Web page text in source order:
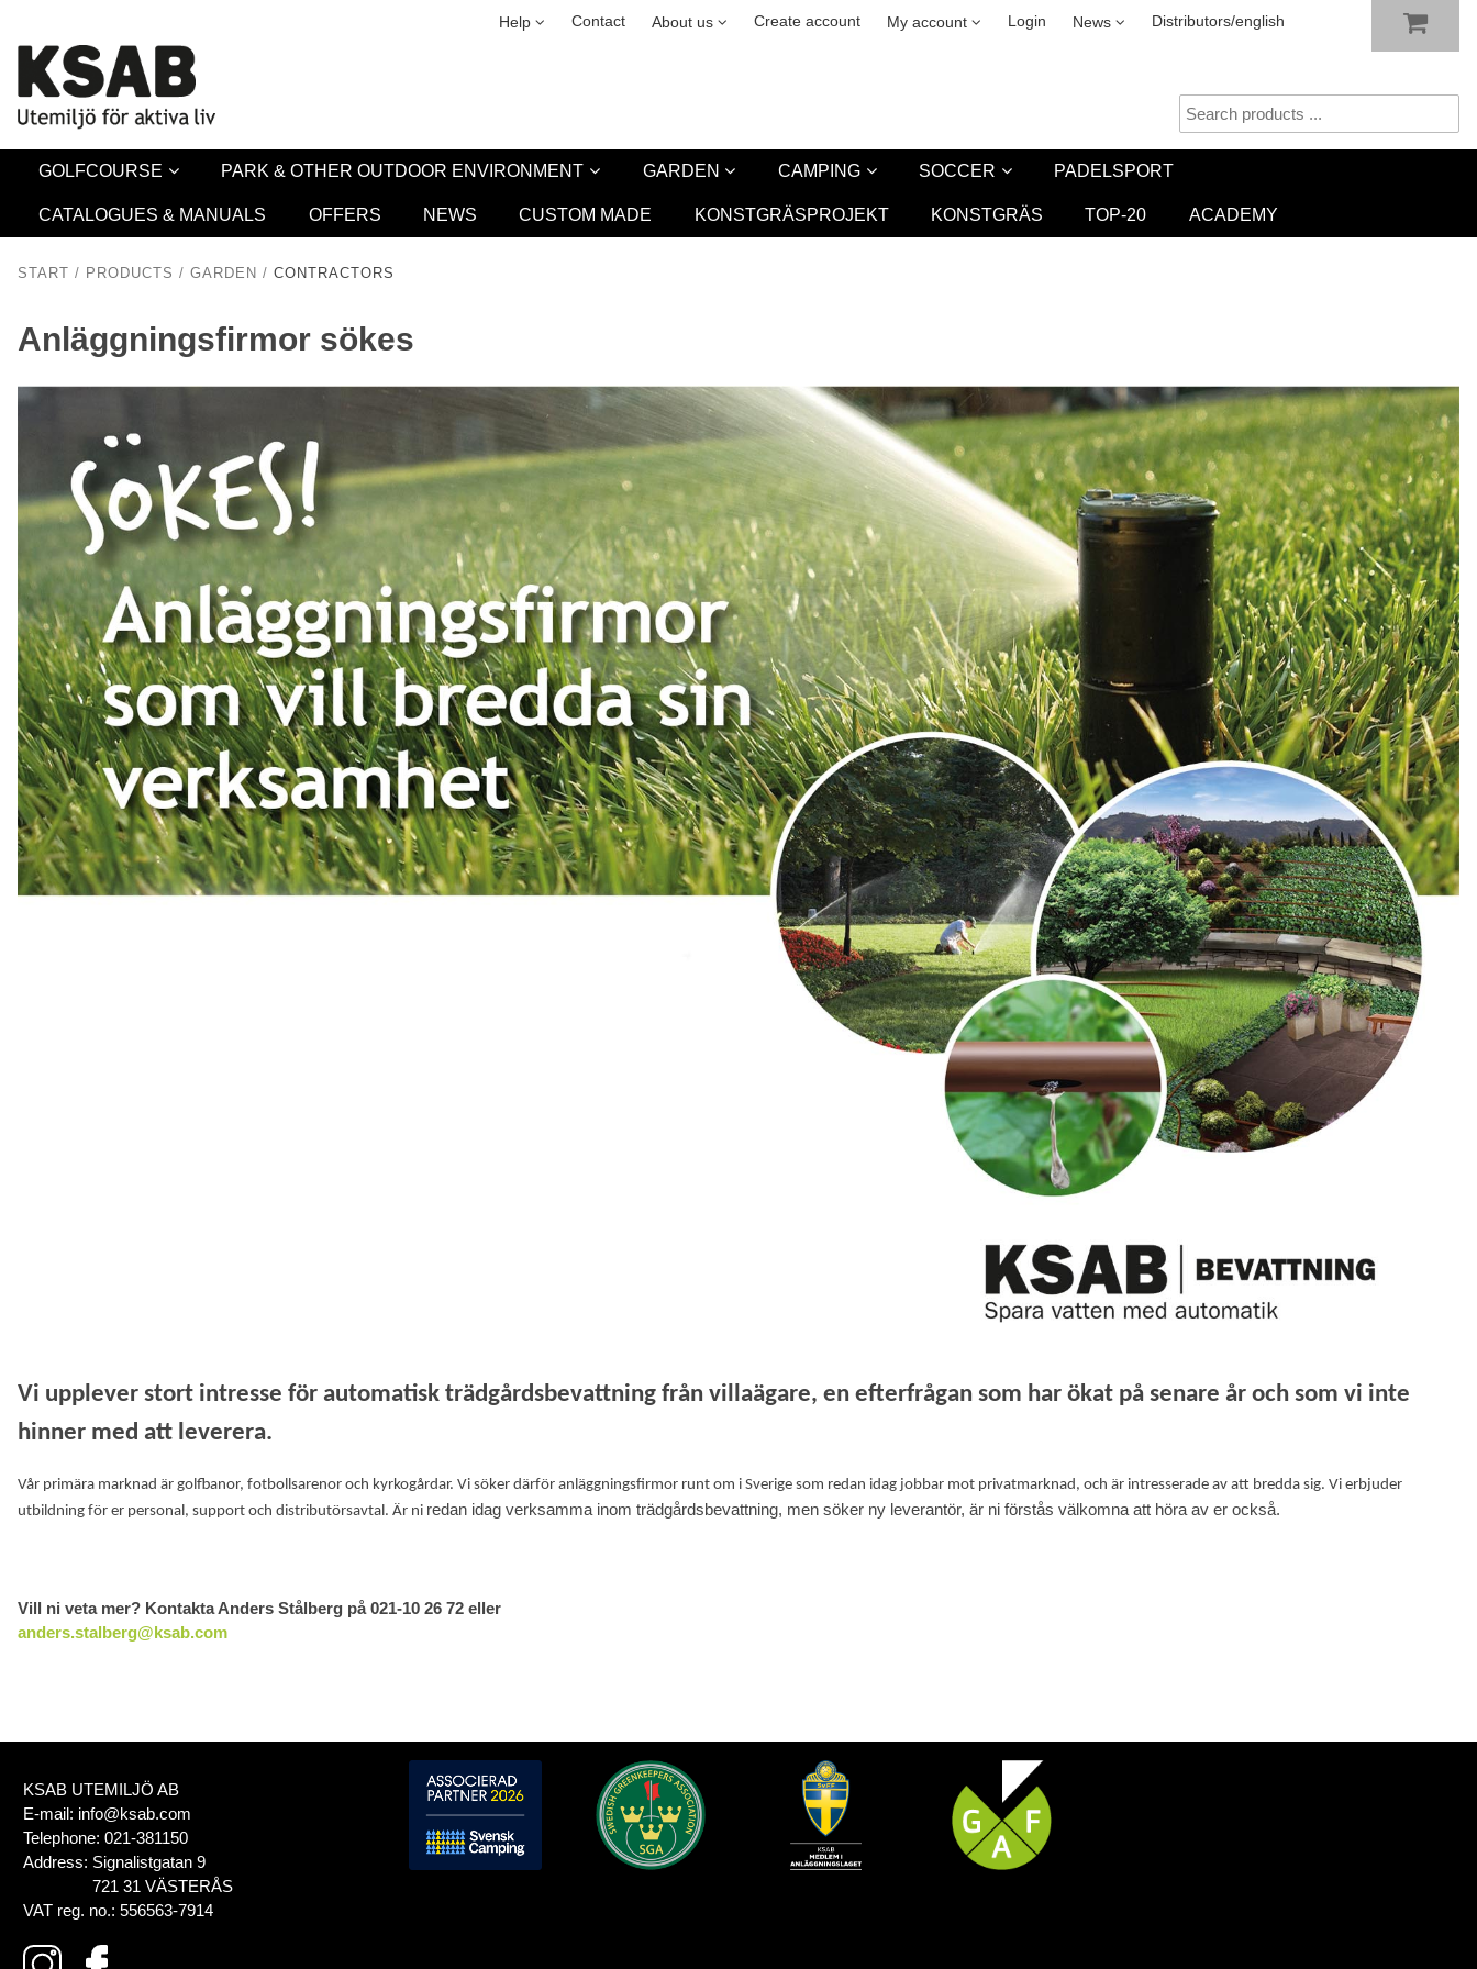
Help
Security & cookies Contact About us
Leasing Create account My account Login News
Newsletter Distributors/english
GOLFCOURSE PARK & OTHER OUTDOOR ENVIRONMENT GARDEN CAMPING SOCCER PADELSPORT
CATALOGUES & MANUALS OFFERS NEWS CUSTOM MADE KONSTGRÄSPROJEKT KONSTGRÄS TOP-20 ACADEMY
START / PRODUCTS / GARDEN / CONTRACTORS
Anläggningsfirmor sökes
Vi upplever stort intresse för automatisk trädgårdsbevattning från villaägare, en efterfrågan som har ökat på senare år och som vi inte
hinner med att leverera.
Vår primära marknad är golfbanor, fotbollsarenor och kyrkogårdar. Vi söker därför anläggningsfirmor runt om i Sverige som redan idag jobbar mot privatmarknad, och är intresserade av att bredda sig. Vi erbjuder
utbildning för er personal, support och distributörsavtal. Är ni redan idag verksamma inom trädgårdsbevattning, men söker ny leverantör, är ni förstås välkomna att höra av er också.
Vill ni veta mer? Kontakta Anders Stålberg på 021-10 26 72 eller
anders.stalberg@ksab.com
KSAB UTEMILJÖ AB
E-mail: info@ksab.com
Telephone: 021-381150
Address: Signalistgatan 9
721 31 VÄSTERÅS
VAT reg. no.: 556563-7914